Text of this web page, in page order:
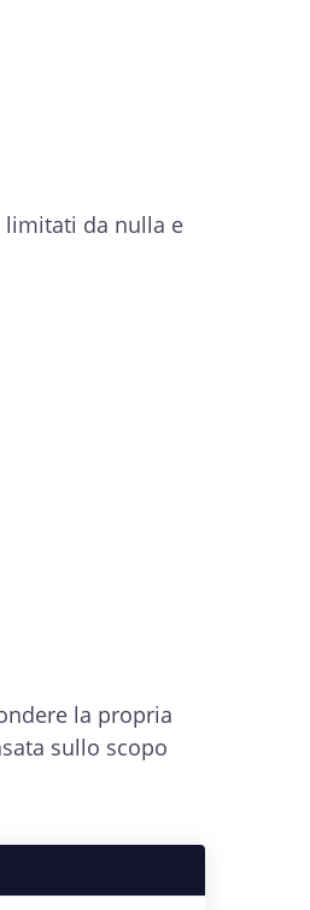
limitati da nulla e
la propria
sullo scopo